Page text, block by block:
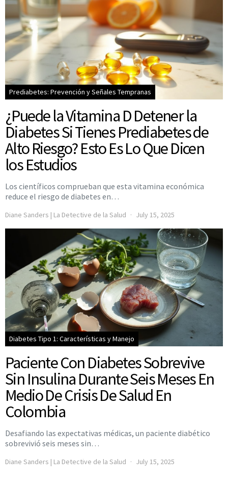
Prediabetes: Prevención y Señales Tempranas
¿Puede la Vitamina D Detener la
Diabetes Si Tienes Prediabetes de
Alto Riesgo? Esto Es Lo Que Dicen
los Estudios
Los científicos comprueban que esta vitamina económica
reduce el riesgo de diabetes en…
Diane Sanders | La Detective de la Salud July 15, 2025
Diabetes Tipo 1: Características y Manejo
Paciente Con Diabetes Sobrevive
Sin Insulina Durante Seis Meses En
Medio De Crisis De Salud En
Colombia
Desafiando las expectativas médicas, un paciente diabético
sobrevivió seis meses sin…
Diane Sanders | La Detective de la Salud July 15, 2025